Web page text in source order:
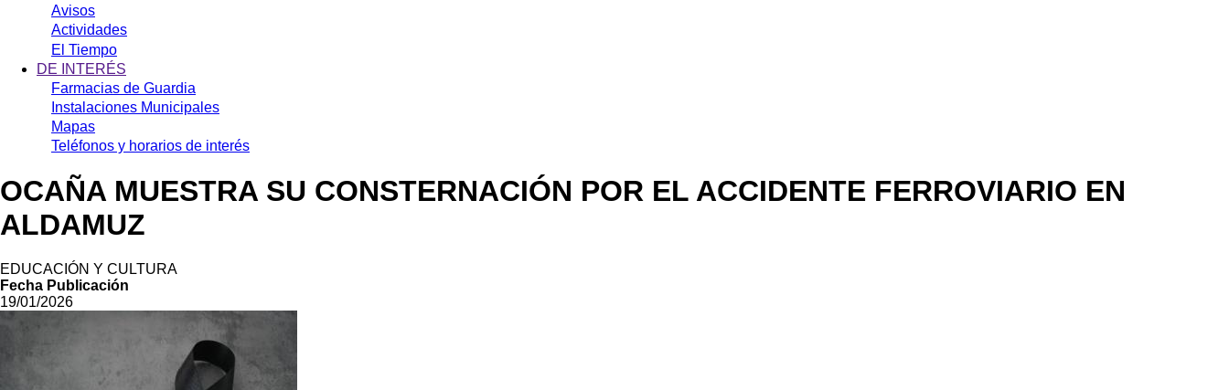
navegación
Avisos
Actividades
El Tiempo
DE INTERÉS
Farmacias de Guardia
Instalaciones Municipales
Mapas
Teléfonos y horarios de interés
OCAÑA MUESTRA SU CONSTERNACIÓN POR EL ACCIDENTE FERROVIARIO EN
ALDAMUZ
EDUCACIÓN Y CULTURA
Fecha Publicación
19/01/2026